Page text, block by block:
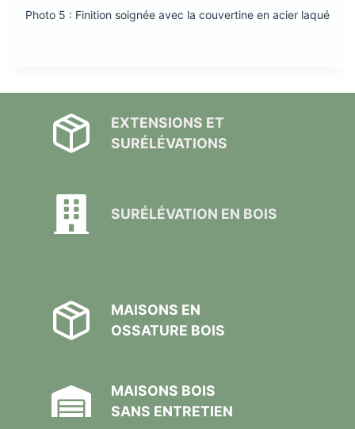
Photo 5 : Finition soignée avec la couvertine en acier laqué
EXTENSIONS ET
SURÉLÉVATIONS
SURÉLÉVATION EN BOIS
MAISONS EN
OSSATURE BOIS
MAISONS BOIS
SANS ENTRETIEN